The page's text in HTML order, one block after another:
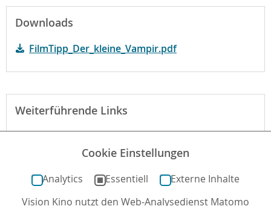
Downloads
FilmTipp_Der_kleine_Vampir.pdf
Weiterführende Links
Der Film bei filmportal.deCookie Einstellungen
Analytics Essentiell
Externe Inhalte
Vision Kino nutzt den Web-Analysedienst Matomo